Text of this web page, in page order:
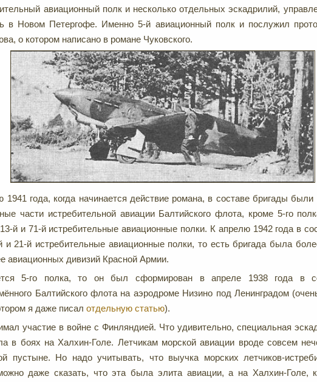
авиационный полк и несколько отдельных эскадрилий,
в Новом Петергофе. Именно 5-й авиационный полк и послужил
о котором написано в романе Чуковского.
1941 года, когда начинается действие романа, в составе бригады
части истребительной авиации Балтийского флота, кроме 5-го
й и 71-й истребительные авиационные полки. К апрелю 1942 года в
и 21-й истребительные авиационные полки, то есть бригада была
авиационных дивизий Красной Армии.
5-го полка, то он был сформирован в апреле 1938 года в
Балтийского флота на аэродроме Низино под Ленинградом
я даже писалотдельную статью).
участие в войне с Финляндией. Что удивительно, специальная
в боях на Халхин-Голе. Летчикам морской авиации вроде совсем
пустыне. Но надо учитывать, что выучка морских летчиков-
даже сказать, что эта была элита авиации, а на Халхин-Голе,